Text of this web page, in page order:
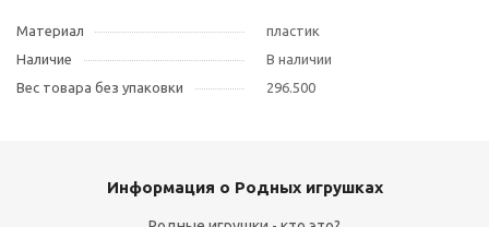
Материал
пластик
Наличие
В наличии
Вес товара без упаковки
296.500
Информация о Родных игрушках